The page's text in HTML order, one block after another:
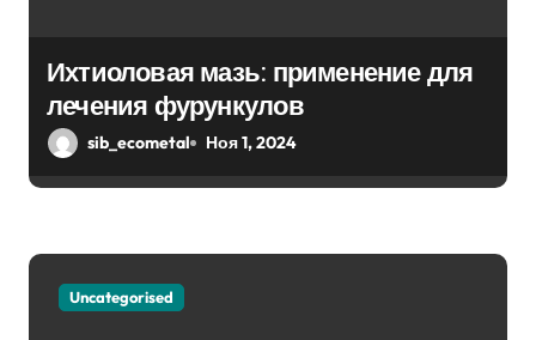
п
и
с
Ихтиоловая мазь: применение для
лечения фурункулов
sib_ecometal Ноя 1, 2024
Uncategorised